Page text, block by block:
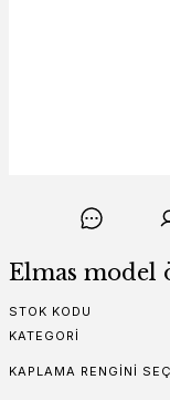
Elmas model
STOK KODU
KATEGORI
KAPLAMA RENGINI